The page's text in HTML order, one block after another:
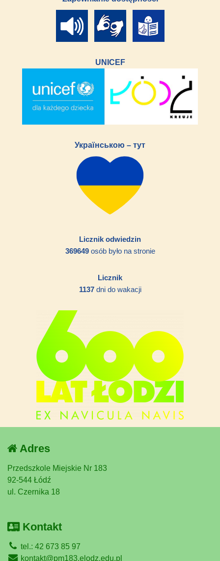
UNICEF
Українською – тут
Licznik odwiedzin
369649osób było na stronie
Licznik
1137dni do wakacji
Adres
Przedszkole Miejskie Nr 183
92-544 Łódź
ul. Czernika 18
Kontakt
tel.: 42 673 85 97
kontakt@pm183.elodz.edu.pl